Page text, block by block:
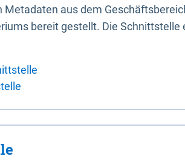
Metadaten aus dem
bereit gestellt. Die Schnittstelle